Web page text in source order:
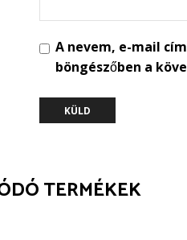
A nevem, e-mail
böngészőben a
TERMÉKEK